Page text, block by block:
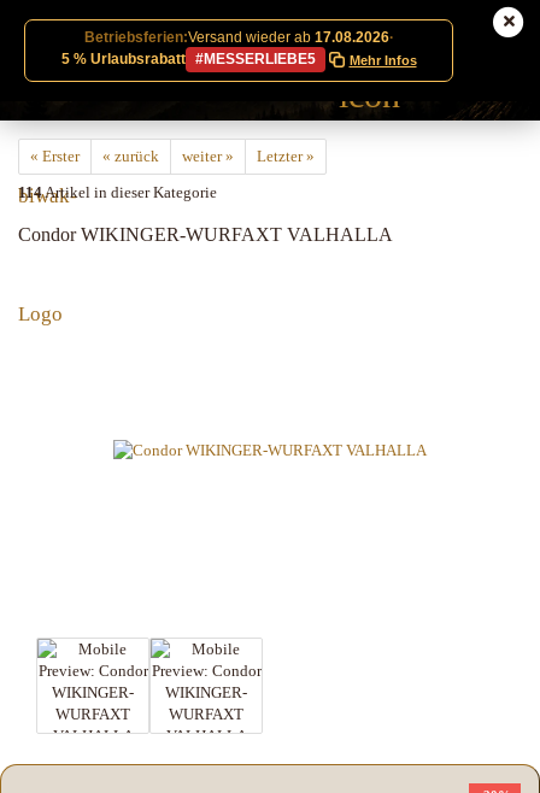
Betriebsferien:Versand wieder ab 17.08.2026·
5 % Urlaubsrabatt
#MESSERLIEBE5 Mehr Infos
« Erster « zurück weiter »
Letzter »
114Artikel in dieser Kategorie
Condor WIKINGER-WURFAXT VALHALLA